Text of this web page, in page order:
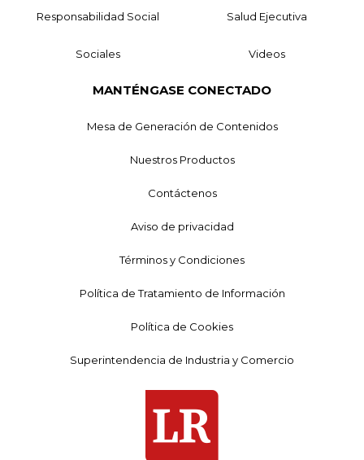
Responsabilidad Social Salud Ejecutiva
Sociales Videos
MANTÉNGASE CONECTADO
Mesa de Generación de Contenidos
Nuestros Productos
Contáctenos
Aviso de privacidad
Términos y Condiciones
Política de Tratamiento de Información
Política de Cookies
Superintendencia de Industria y Comercio